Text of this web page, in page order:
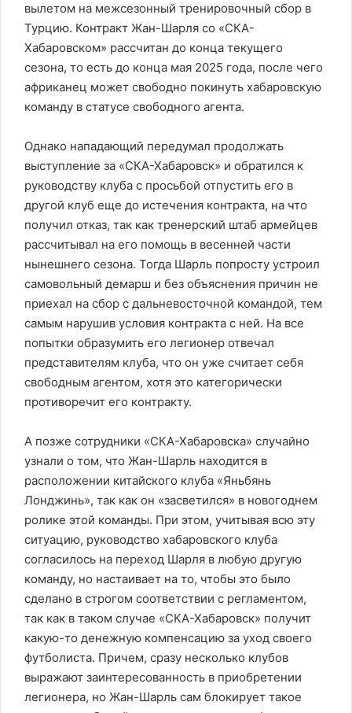
вылетом на межсезонный тренировочный сбор в
Турцию. Контракт Жан-Шарля со «СКА-
Хабаровском» рассчитан до конца текущего
сезона, то есть до конца мая 2025 года, после чего
африканец может свободно покинуть хабаровскую
команду в статусе свободного агента.
Однако нападающий передумал продолжать
выступление за «СКА-Хабаровск» и обратился к
руководству клуба с просьбой отпустить его в
другой клуб еще до истечения контракта, на что
получил отказ, так как тренерский штаб армейцев
рассчитывал на его помощь в весенней части
нынешнего сезона. Тогда Шарль попросту устроил
самовольный демарш и без объяснения причин не
приехал на сбор с дальневосточной командой, тем
самым нарушив условия контракта с ней. На все
попытки образумить его легионер отвечал
представителям клуба, что он уже считает себя
свободным агентом, хотя это категорически
противоречит его контракту.
А позже сотрудники «СКА-Хабаровска» случайно
узнали о том, что Жан-Шарль находится в
расположении китайского клуба «Яньбянь
Лонджинь», так как он «засветился» в новогоднем
ролике этой команды. При этом, учитывая всю эту
ситуацию, руководство хабаровского клуба
согласилось на переход Шарля в любую другую
команду, но настаивает на то, чтобы это было
сделано в строгом соответствии с регламентом,
так как в таком случае «СКА-Хабаровск» получит
какую-то денежную компенсацию за уход своего
футболиста. Причем, сразу несколько клубов
выражают заинтересованность в приобретении
легионера, но Жан-Шарль сам блокирует такое